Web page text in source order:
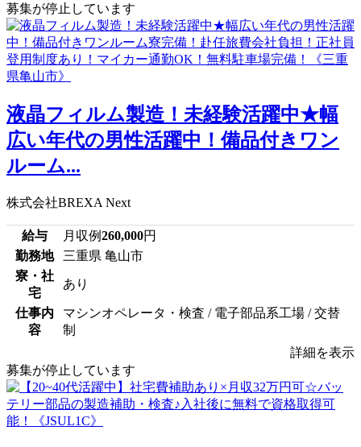
募集が停止しています
液晶フィルム製造！未経験活躍中★幅
広い年代の男性活躍中！備品付きワン
ルーム...
株式会社BREXA Next
給与 月収例260,000円
勤務地
三重県 亀山市
寮・社
宅
あり
仕事内
容
マシンオペレータ・検査 / 電子部品系工場 / 交替
制
詳細を表示
募集が停止しています